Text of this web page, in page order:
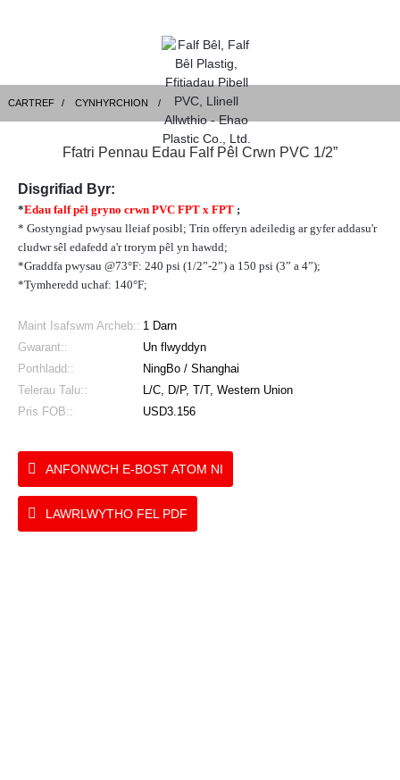
CARTREF CYNHYRCHION
Ffatri Pennau Edau Falf Pêl Crwn PVC 1/2”
Disgrifiad Byr:
*Edau falf pêl gryno crwn PVC FPT x FPT ;
* Gostyngiad pwysau lleiaf posibl; Trin offeryn adeiledig ar gyfer addasu'r
cludwr sêl edafedd a'r trorym pêl yn hawdd;
*Graddfa pwysau @73°F: 240 psi (1/2”-2”) a 150 psi (3” a 4”);
*Tymheredd uchaf: 140°F;
Maint Isafswm Archeb:: 1 Darn
Gwarant::
Un flwyddyn
Porthladd::
NingBo / Shanghai
Telerau Talu::
L/C, D/P, T/T, Western Union
Pris FOB::
USD3.156
ANFONWCH E-BOST ATOM NI
LAWRLWYTHO FEL PDF